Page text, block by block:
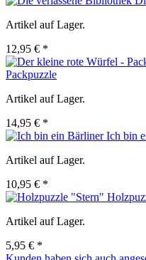
Artikel auf Lager.
12,95 € *
Packpuzzle
Artikel auf Lager.
14,95 € *
Ich bin
Artikel auf Lager.
10,95 € *
Artikel auf Lager.
5,95 € *